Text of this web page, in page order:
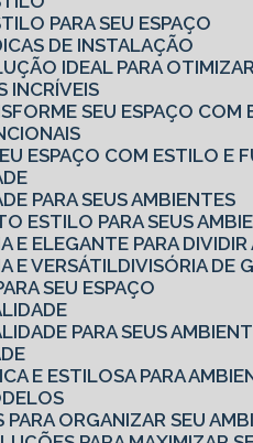
PARA SEU ESPAÇO
DE INSTALAÇÃO
IDEAL PARA
INCRÍVEIS
SEU ESPAÇO
ESPAÇO COM ESTILO E
PARA SEUS AMBIENTES
ESTILO PARA SEUS
E ELEGANTE PARA
E VERSÁTIL
DIVISÓRIA
SEU ESPAÇO
PARA SEUS
E ESTILOSA PARA
PARA ORGANIZAR SEU